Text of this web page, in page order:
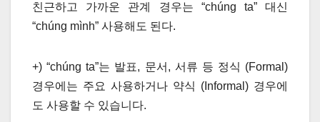
친근하고 가까운 관계 경우는 “chúng ta” 대신
“chúng mình” 사용해도 된다.
+) “chúng ta”는 발표, 문서, 서류 등 정식 (Formal)
경우에는 주요 사용하거나 약식 (Informal) 경우에
도 사용할 수 있습니다.